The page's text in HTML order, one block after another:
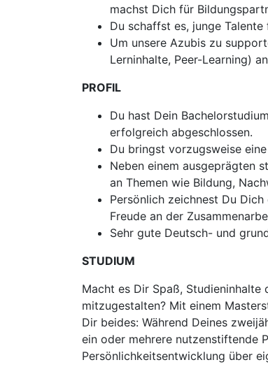
machst Dich für
Du schaffst es, junge
Um unsere Azubis zu
Lerninhalte, Peer-Learning)
PROFIL
Du hast Dein
erfolgreich abgeschlossen.
Du bringst vorzugsweise
Neben einem ausgeprägten
an Themen wie Bildung,
Persönlich zeichnest Du
Freude an der
Sehr gute Deutsch- und
STUDIUM
Macht es Dir Spaß,
mitzugestalten? Mit einem
Dir beides: Während Deines
ein oder mehrere nutzenstiftende
Persönlichkeitsentwicklung über